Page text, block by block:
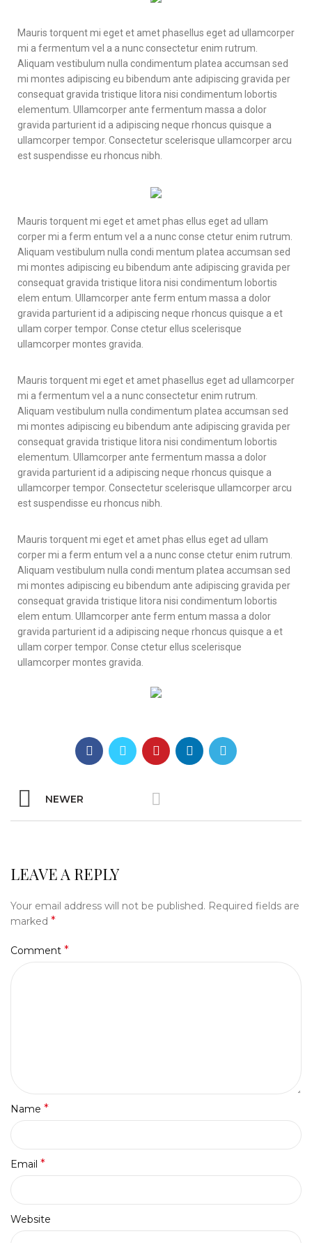
Mauris torquent mi eget et amet phasellus eget ad ullamcorper
mi a fermentum vel a a nunc consectetur enim rutrum.
Aliquam vestibulum nulla condimentum platea accumsan sed
mi montes adipiscing eu bibendum ante adipiscing gravida per
consequat gravida tristique litora nisi condimentum lobortis
elementum. Ullamcorper ante fermentum massa a dolor
gravida parturient id a adipiscing neque rhoncus quisque a
ullamcorper tempor. Consectetur scelerisque ullamcorper arcu
est suspendisse eu rhoncus nibh.
Mauris torquent mi eget et amet phas ellus eget ad ullam
corper mi a ferm entum vel a a nunc conse ctetur enim rutrum.
Aliquam vestibulum nulla condi mentum platea accumsan sed
mi montes adipiscing eu bibendum ante adipiscing gravida per
consequat gravida tristique litora nisi condimentum lobortis
elem entum. Ullamcorper ante ferm entum massa a dolor
gravida parturient id a adipiscing neque rhoncus quisque a et
ullam corper tempor. Conse ctetur ellus scelerisque
ullamcorper montes gravida.
Mauris torquent mi eget et amet phasellus eget ad ullamcorper
mi a fermentum vel a a nunc consectetur enim rutrum.
Aliquam vestibulum nulla condimentum platea accumsan sed
mi montes adipiscing eu bibendum ante adipiscing gravida per
consequat gravida tristique litora nisi condimentum lobortis
elementum. Ullamcorper ante fermentum massa a dolor
gravida parturient id a adipiscing neque rhoncus quisque a
ullamcorper tempor. Consectetur scelerisque ullamcorper arcu
est suspendisse eu rhoncus nibh.
Mauris torquent mi eget et amet phas ellus eget ad ullam
corper mi a ferm entum vel a a nunc conse ctetur enim rutrum.
Aliquam vestibulum nulla condi mentum platea accumsan sed
mi montes adipiscing eu bibendum ante adipiscing gravida per
consequat gravida tristique litora nisi condimentum lobortis
elem entum. Ullamcorper ante ferm entum massa a dolor
gravida parturient id a adipiscing neque rhoncus quisque a et
ullam corper tempor. Conse ctetur ellus scelerisque
ullamcorper montes gravida.
NEWER
LEAVE A REPLY
Your email address will not be published. Required fields are
marked *
Comment *
Name *
Email *
Website